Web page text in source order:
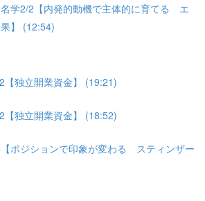
学2/2【内発的動機で主体的に育てる エ
】 (12:54)
【独立開業資金】 (19:21)
【独立開業資金】 (18:52)
ポジションで印象が変わる スティンザー